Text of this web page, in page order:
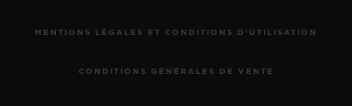
MENTIONS LÉGALES ET CONDITIONS D'UTILISATION
CONDITIONS GÉNÉRALES DE VENTE